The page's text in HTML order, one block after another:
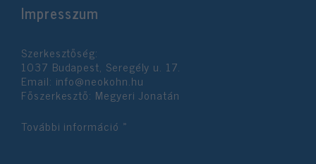
Impresszum
Szerkesztőség:
1037 Budapest, Seregély u. 17.
Email: info@neokohn.hu
Főszerkesztő: Megyeri Jonatán
További információ »